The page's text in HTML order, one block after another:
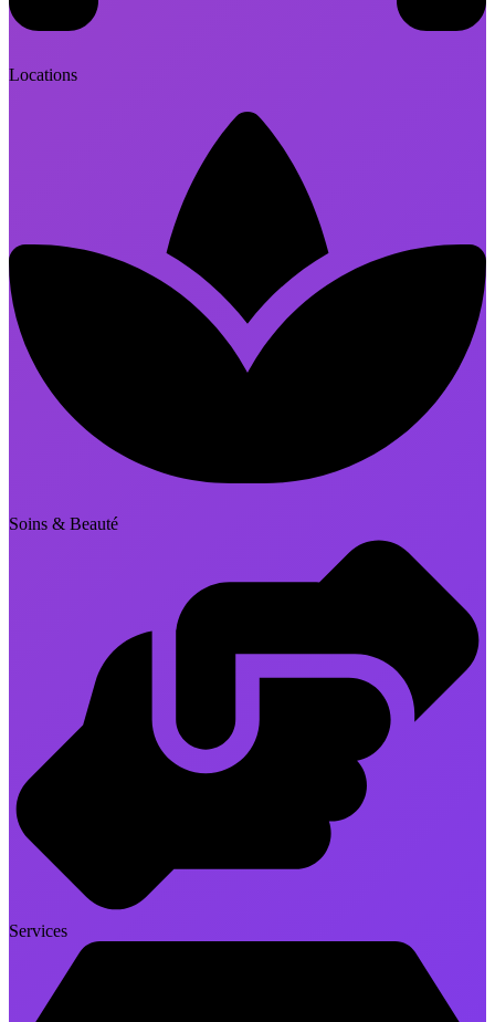
Locations
Soins & Beauté
Services